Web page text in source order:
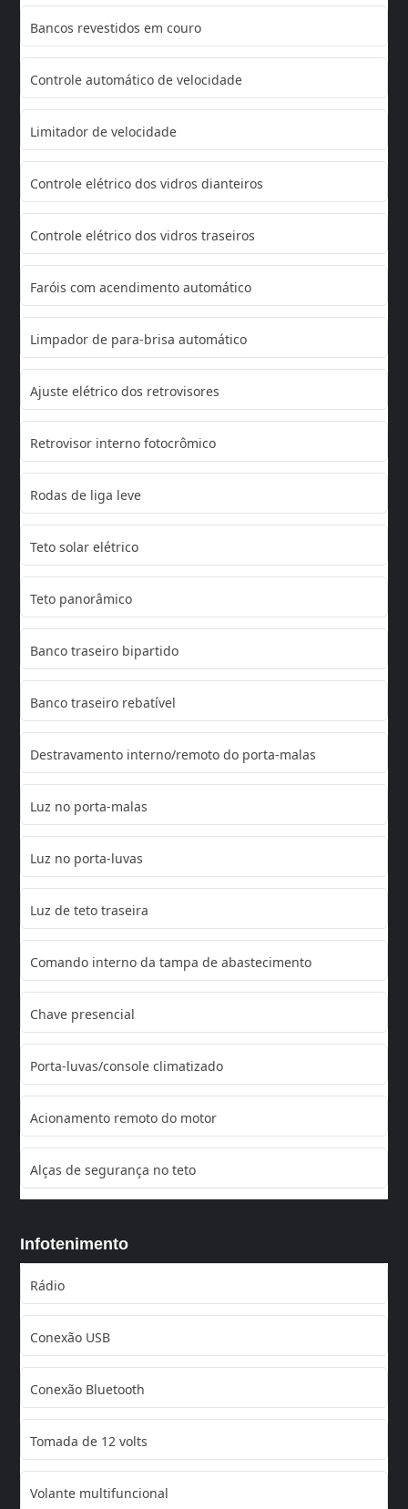
Bancos revestidos em couro
Controle automático de velocidade
Limitador de velocidade
Controle elétrico dos vidros dianteiros
Controle elétrico dos vidros traseiros
Faróis com acendimento automático
Limpador de para-brisa automático
Ajuste elétrico dos retrovisores
Retrovisor interno fotocrômico
Rodas de liga leve
Teto solar elétrico
Teto panorâmico
Banco traseiro bipartido
Banco traseiro rebatível
Destravamento interno/remoto do porta-malas
Luz no porta-malas
Luz no porta-luvas
Luz de teto traseira
Comando interno da tampa de abastecimento
Chave presencial
Porta-luvas/console climatizado
Acionamento remoto do motor
Alças de segurança no teto
Infotenimento
Rádio
Conexão USB
Conexão Bluetooth
Tomada de 12 volts
Volante multifuncional